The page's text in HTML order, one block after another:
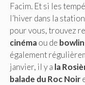
Facim. Et si les
l’hiver dans la
pour vous, trouvez
cinémaou de
également
janvier, il y a la
balade du Roc Noir